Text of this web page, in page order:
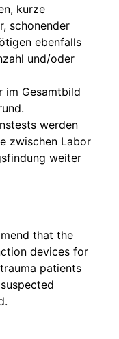
kurze
schonender
ebenfalls
und/oder
im Gesamtbild
werden
zwischen Labor
weiter
that the
devices for
patients